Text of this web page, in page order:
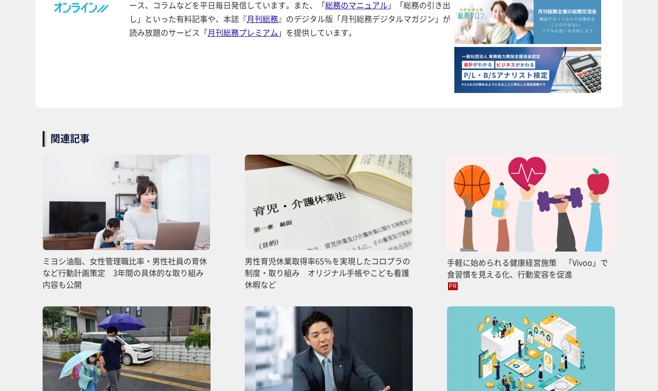
ース、コラムなどを平日毎日発信しています。また、「総務のマニュアル 」「総務の引き出
し」といった有料記事や、本誌『月刊総務』のデジタル版「月刊総務デジタルマガジン」が
読み放題のサービス「月刊総務プレミアム 」を提供しています。
関連記事
ミヨシ油脂、女性管理職比率・男性社員の育休
など行動計画策定 3年間の具体的な取り組み
内容も公開
男性育児休業取得率65％を実現したコロプラの
制度・取り組み オリジナル手帳やこども看護
休暇など
手軽に始められる健康経営施策 「Vivoo」で
食習慣を見える化、行動変容を促進
PR